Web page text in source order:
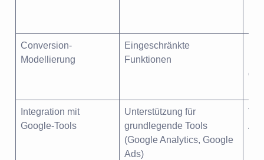
Conversion-
Modellierung
Eingeschränkte
Funktionen
die
Integration mit
Google-Tools
Unterstützung für
grundlegende Tools
(Google Analytics, Google
Ads)